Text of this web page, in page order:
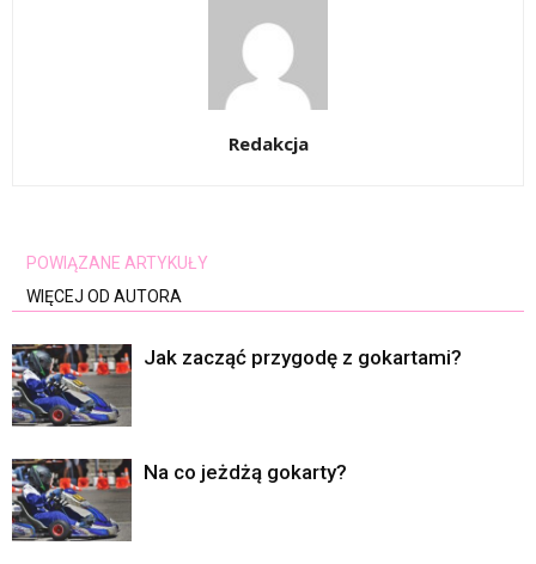
Redakcja
POWIĄZANE ARTYKUŁY
WIĘCEJ OD AUTORA
Jak zacząć przygodę z gokartami?
Na co jeżdżą gokarty?